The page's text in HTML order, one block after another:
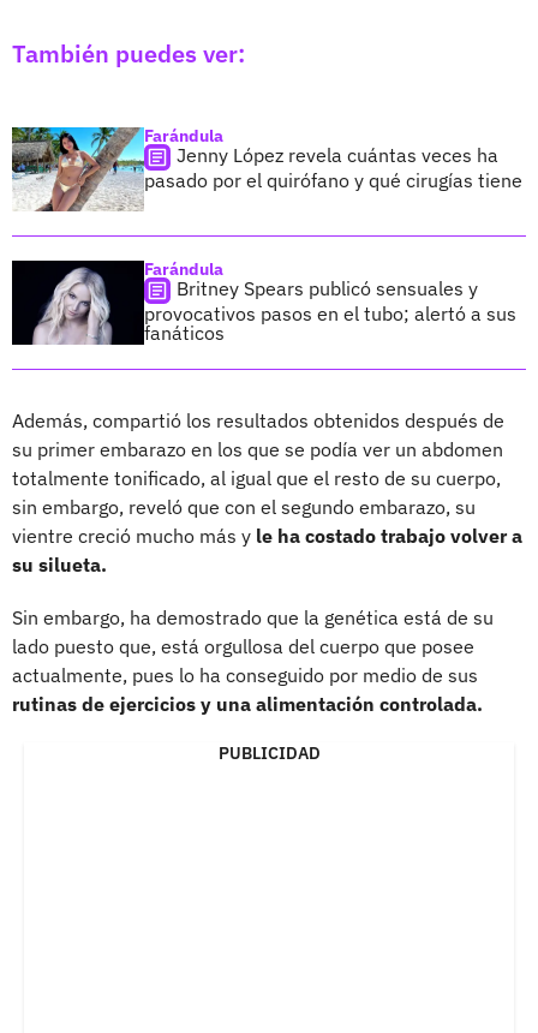
También puedes ver:
Farándula
Jenny López revela cuántas veces ha
pasado por el quirófano y qué cirugías tiene
Farándula
Britney Spears publicó sensuales y
provocativos pasos en el tubo; alertó a sus
fanáticos
Además, compartió los resultados obtenidos después de
su primer embarazo en los que se podía ver un abdomen
totalmente tonificado, al igual que el resto de su cuerpo,
sin embargo, reveló que con el segundo embarazo, su
vientre creció mucho más y le ha costado trabajo volver a
su silueta.
Sin embargo, ha demostrado que la genética está de su
lado puesto que, está orgullosa del cuerpo que posee
actualmente, pues lo ha conseguido por medio de sus
rutinas de ejercicios y una alimentación controlada.
PUBLICIDAD